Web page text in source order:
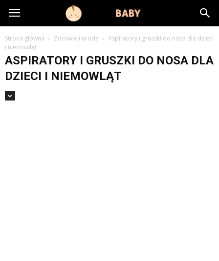
littlebaby.pl
Strona główna Zdrowie i uroda
Aspiratory i gruszki do nosa dla dzieci
i niemowląt
ASPIRATORY I GRUSZKI DO NOSA DLA
DZIECI I NIEMOWLĄT